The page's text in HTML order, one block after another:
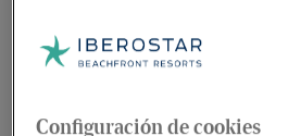
todo lo que nos ofrece el mundo
de menos. Sus playas, océanos,
somos sus huéspedes y soñamos
Configuración de cookies